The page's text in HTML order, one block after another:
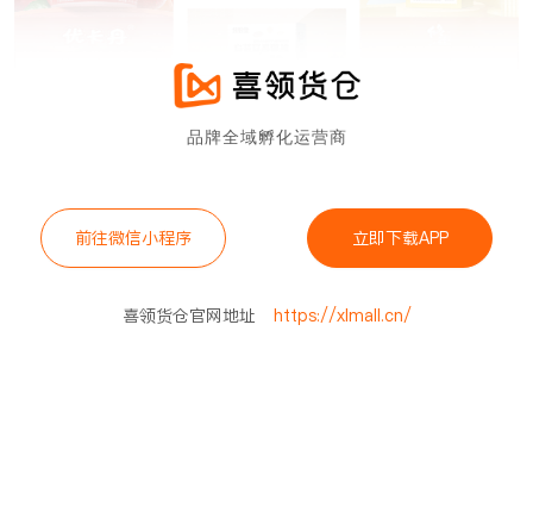
品牌全域孵化运营商
前往微信小程序 立即下载APP
喜领货仓官网地址 https://xlmall.cn/